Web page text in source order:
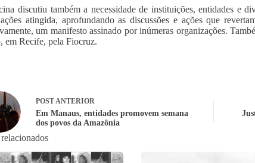
discutiu também a necessidade de instituições, entidades e
atingida, aprofundando as discussões e ações que
um manifesto assinado por inúmeras organizações.
em Recife, pela Fiocruz.
POSTANTERIOR
Em Manaus, entidades promovem semana
dos povos da Amazônia